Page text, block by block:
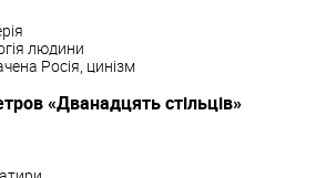
людини
Росія, цинізм
«Дванадцять стільців»